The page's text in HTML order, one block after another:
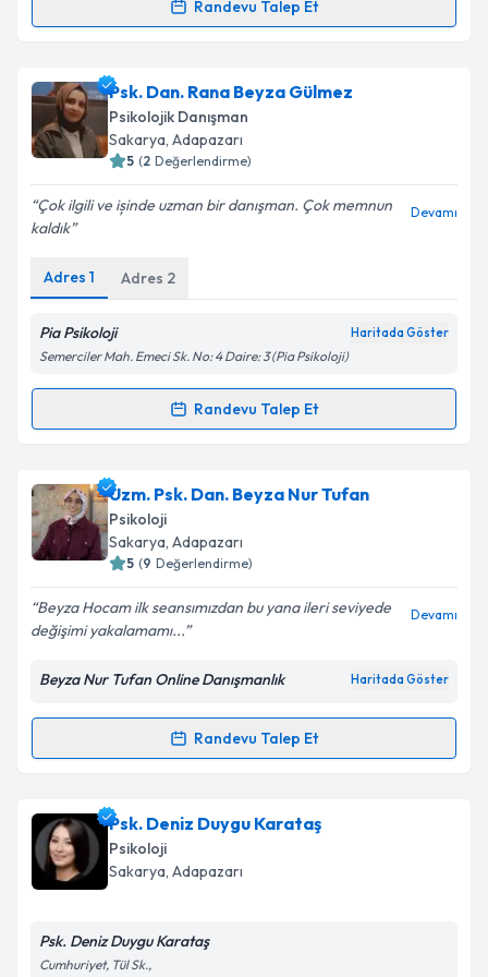
Kişisel verilerimin işlenmesine ilişkinAydınlatma
Takvim Talebini Gönder
Randevu Talep Et
Randevu Takvimi Talebi
Dr. Psk. Dan. Merve Çalıkiçin randevu takvimi talebi
oluşturun. Size bu uzmandan randevu almanız için bir
takvim hazırlandığında e-posta ile bilgilendireceğiz.
Kişisel verilerimin işlenmesine ilişkin
Metni'ni okudum ve kişisel verilerimin belirtilen
kapsamda işlenmesini kabul ediyorum.
Takvim Talebini Gönder
Psk. Dan. Rana Beyza Gülmez
Psikolojik Danışman
Sakarya, Adapazarı
5 (2 Değerlendirme)
Çok ilgili ve ișinde uzman bir danışman. Çok memnun
kaldık
Devamı
Adres 1 Adres 2
Pia Psikoloji Haritada Göster
Semerciler Mah. Emeci Sk. No: 4 Daire: 3 (Pia Psikoloji)
Randevu Talep Et
Randevu Takvimi Talebi
Psk. Dan. Rana Beyza Gülmeziçin randevu takvimi
talebi oluşturun. Size bu uzmandan randevu almanız
için bir takvim hazırlandığında e-posta ile
bilgilendireceğiz.
E-posta Adresiniz
'ni okudum ve kişisel verilerimin belirtilen
kapsamda işlenmesini kabul ediyorum.
Takvim Talebini Gönder
Uzm. Psk. Dan. Beyza Nur Tufan
Psikoloji
Sakarya, Adapazarı
5 (9 Değerlendirme)
Beyza Hocam ilk seansımızdan bu yana ileri seviyede
değişimi yakalamamı...
Devamı
Beyza Nur Tufan Online Danışmanlık Haritada Göster
Randevu Talep Et
Randevu Takvimi Talebi
Uzm. Psk. Dan. Beyza Nur Tufaniçin randevu
takvimi talebi oluşturun. Size bu uzmandan randevu
almanız için bir takvim hazırlandığında e-posta ile
bilgilendireceğiz.
Psk. Deniz Duygu Karataş
Psikoloji
Sakarya, Adapazarı
Psk. Deniz Duygu Karataş
Cumhuriyet, Tül Sk.,